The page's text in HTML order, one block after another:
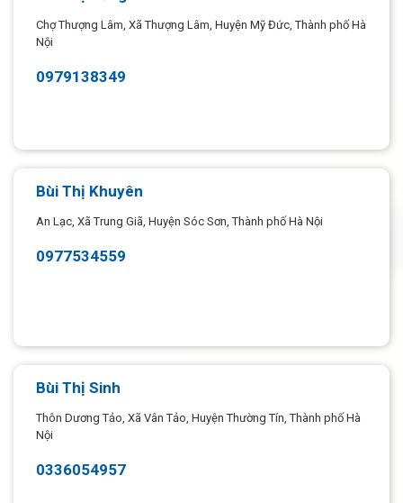
Chợ Thượng Lâm, Xã Thượng Lâm, Huyện Mỹ Đức, Thành phố Hà
Nội
0979138349
Bùi Thị Khuyên
An Lạc, Xã Trung Giã, Huyện Sóc Sơn, Thành phố Hà Nội
0977534559
Bùi Thị Sinh
Thôn Dương Tảo, Xã Vân Tảo, Huyện Thường Tín, Thành phố Hà
Nội
0336054957